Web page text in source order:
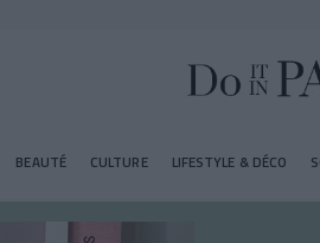
BEAUTÉ CULTURE LIFESTYLE & DÉCO